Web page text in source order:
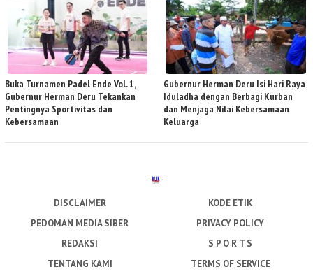
Buka Turnamen Padel Ende Vol. 1,
Gubernur Herman Deru Tekankan
Pentingnya Sportivitas dan
Kebersamaan
Gubernur Herman Deru Isi Hari Raya
Iduladha dengan Berbagi Kurban
dan Menjaga Nilai Kebersamaan
Keluarga
DISCLAIMER
KODE ETIK
PEDOMAN MEDIA SIBER
PRIVACY POLICY
REDAKSI
S P O R T S
TENTANG KAMI
TERMS OF SERVICE